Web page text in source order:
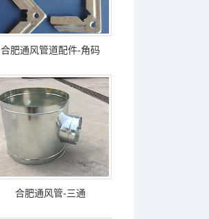
合肥通风管道配件-角码
合肥通风管-三通